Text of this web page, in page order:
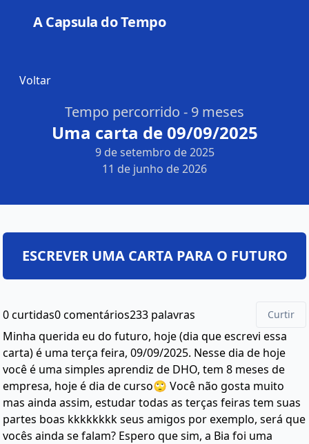
A Capsula do Tempo
Voltar
Tempo percorrido - 9 meses
Uma carta de 09/09/2025
9 de setembro de 2025
11 de junho de 2026
0 curtidas0 comentários233 palavras Curtir
Minha querida eu do futuro, hoje (dia que escrevi essa
carta) é uma terça feira, 09/09/2025. Nesse dia de hoje
você é uma simples aprendiz de DHO, tem 8 meses de
empresa, hoje é dia de curso🙄 Você não gosta muito
mas ainda assim, estudar todas as terças feiras tem suas
partes boas kkkkkkkk seus amigos por exemplo, será que
vocês ainda se falam? Espero que sim, a Bia foi uma
ESCREVER UMA CARTA PARA O FUTURO